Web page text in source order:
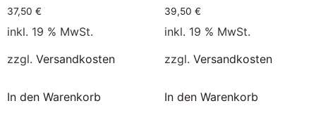
37,50 €
inkl. 19 % MwSt.
zzgl. Versandkosten
In den Warenkorb
39,50 €
inkl. 19 % MwSt.
zzgl. Versandkosten
In den Warenkorb